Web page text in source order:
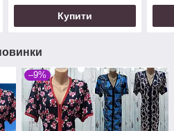
Купити
–9%